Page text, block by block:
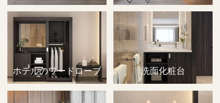
ホテルのワードローブ 洗面化粧台